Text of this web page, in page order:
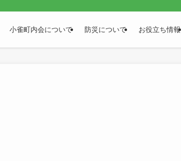
小雀町内会について 防災について お役立ち情報